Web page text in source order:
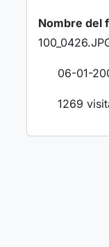
Nombre del
06-01-
1269